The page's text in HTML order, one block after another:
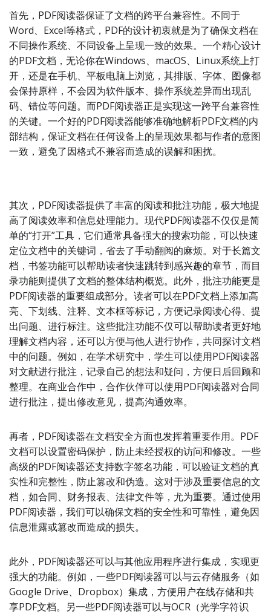
首先，PDF阅读器保证了文档的跨平台兼容性。不同于
Word、Excel等格式，PDF的设计初衷就是为了确保文档在
不同操作系统、不同设备上呈现一致的效果。一个精心设计
的PDF文档，无论你在Windows、macOS、Linux系统上打
开，还是在手机、平板电脑上浏览，其排版、字体、图像都
会保持原样，不会因为软件版本、操作系统差异而出现乱
码、错位等问题。而PDF阅读器正是实现这一跨平台兼容性
的关键。一个好的PDF阅读器能够准确地解析PDF文档的内
部结构，保证文档在任何设备上的呈现效果都与作者的意图
一致，避免了因格式不兼容而造成的误解和困扰。
其次，PDF阅读器提供了丰富的阅读和批注功能，极大地提
高了阅读效率和信息处理能力。现代PDF阅读器不仅仅是简
单的“打开”工具，它们通常具备强大的搜索功能，可以快速
定位文档中的关键词，省去了手动翻阅的麻烦。对于长篇文
档，书签功能可以帮助读者快速跳转到感兴趣的章节，而目
录功能则提供了文档的整体结构概览。此外，批注功能更是
PDF阅读器的重要组成部分。读者可以在PDF文档上添加高
亮、下划线、注释、文本框等标记，方便记录阅读心得、提
出问题、进行标注。这些批注功能不仅可以帮助读者更好地
理解文档内容，还可以方便与他人进行协作，共同探讨文档
中的问题。例如，在学术研究中，学生可以使用PDF阅读器
对文献进行批注，记录自己的想法和疑问，方便日后回顾和
整理。在商业合作中，合作伙伴可以使用PDF阅读器对合同
进行批注，提出修改意见，提高沟通效率。
再者，PDF阅读器在文档安全方面也发挥着重要作用。PDF
文档可以设置密码保护，防止未经授权的访问和修改。一些
高级的PDF阅读器还支持数字签名功能，可以验证文档的真
实性和完整性，防止篡改和伪造。这对于涉及重要信息的文
档，如合同、财务报表、法律文件等，尤为重要。通过使用
PDF阅读器，我们可以确保文档的安全性和可靠性，避免因
信息泄露或篡改而造成的损失。
此外，PDF阅读器还可以与其他应用程序进行集成，实现更
强大的功能。例如，一些PDF阅读器可以与云存储服务（如
Google Drive、Dropbox）集成，方便用户在线存储和共
享PDF文档。另一些PDF阅读器可以与OCR（光学字符识